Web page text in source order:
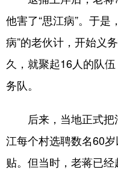
他害了“思江病”。于是
病”的老伙计，开始义
久，就聚起16人的队
务队。
后来，当地正式把
江每个村选聘数名60
贴。但当时，老蒋已